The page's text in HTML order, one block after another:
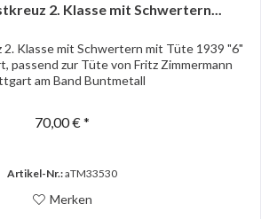
2. Klasse mit Schwertern...
Klasse mit Schwertern mit Tüte 1939 "6"
passend zur Tüte von Fritz Zimmermann
am Band Buntmetall
70,00 € *
Artikel-Nr.:aTM33530
Merken